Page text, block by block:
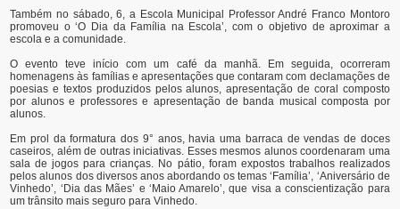
Também no sábado, 6, a Escola Municipal Professor André Franco Montoro
promoveu o ‘O Dia da Família na Escola’, com o objetivo de aproximar a
escola e a comunidade.
O evento teve início com um café da manhã. Em seguida, ocorreram
homenagens às famílias e apresentações que contaram com declamações de
poesias e textos produzidos pelos alunos, apresentação de coral composto
por alunos e professores e apresentação de banda musical composta por
alunos.
Em prol da formatura dos 9° anos, havia uma barraca de vendas de doces
caseiros, além de outras iniciativas. Esses mesmos alunos coordenaram uma
sala de jogos para crianças. No pátio, foram expostos trabalhos realizados
pelos alunos dos diversos anos abordando os temas ‘Família’, ‘Aniversário de
Vinhedo’, ‘Dia das Mães’ e ‘Maio Amarelo’, que visa a conscientização para
um trânsito mais seguro para Vinhedo.